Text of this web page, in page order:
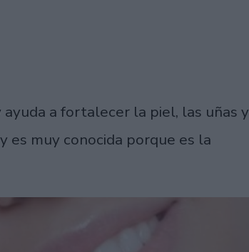
a fortalecer la piel, las uñas y
es muy conocida porque es la